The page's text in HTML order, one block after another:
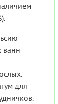
ванн
для